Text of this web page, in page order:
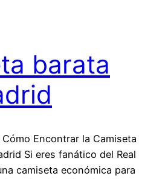
barata
Encontrar la Camiseta
Si eres fanático del Real
camiseta económica para